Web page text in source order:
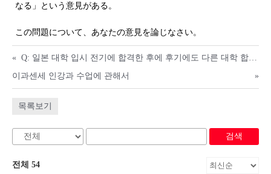
なる」という意見がある。
この問題について、あなたの意見を論じなさい。
«
이과센세 인강과 수업에 관해서
»
목록보기
검색
전체 54